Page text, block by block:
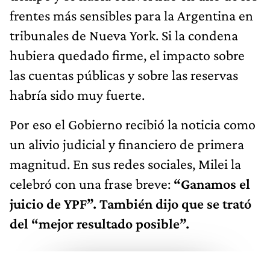
frentes más sensibles para la Argentina en
tribunales de Nueva York. Si la condena
hubiera quedado firme, el impacto sobre
las cuentas públicas y sobre las reservas
habría sido muy fuerte.
Por eso el Gobierno recibió la noticia como
un alivio judicial y financiero de primera
magnitud. En sus redes sociales, Milei la
celebró con una frase breve: “Ganamos el
juicio de YPF”. También dijo que se trató
del “mejor resultado posible”.